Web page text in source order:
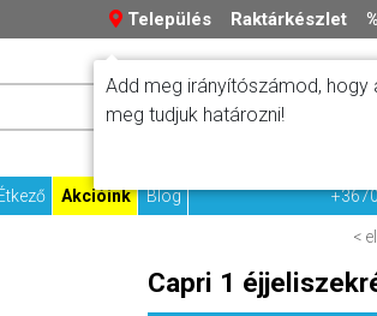
Település Raktárkészlet
Szállítás
Fizetési tudnivalók
Akcióink Blog
<
Capri 1
Add meg irányítószámod, hogy
meg tudjuk határozni!